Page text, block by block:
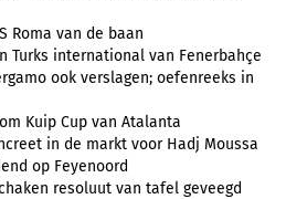
Roma van de baan
Turks international van Fenerbahçe
ook verslagen; oefenreeks in
Kuip Cup van Atalanta
in de markt voor Hadj Moussa
op Feyenoord
resoluut van tafel geveegd